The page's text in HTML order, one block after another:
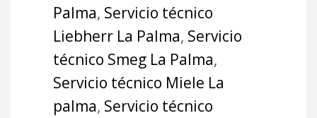
Palma, Servicio técnico
Liebherr La Palma, Servicio
técnico Smeg La Palma,
Servicio técnico Miele La
palma, Servicio técnico